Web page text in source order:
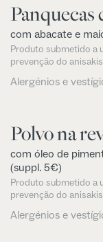
com abacate e
Produto submetido a
prevenção do anisakis
Alergénios e
Polvo na
com óleo de
(suppl. 5€)
Produto submetido a
prevenção do anisakis
Alergénios e